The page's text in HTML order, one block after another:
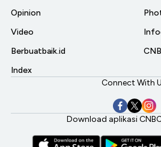
Opinion
Video
Berbuatbaik.id
Index
Connect With
Download aplikasi